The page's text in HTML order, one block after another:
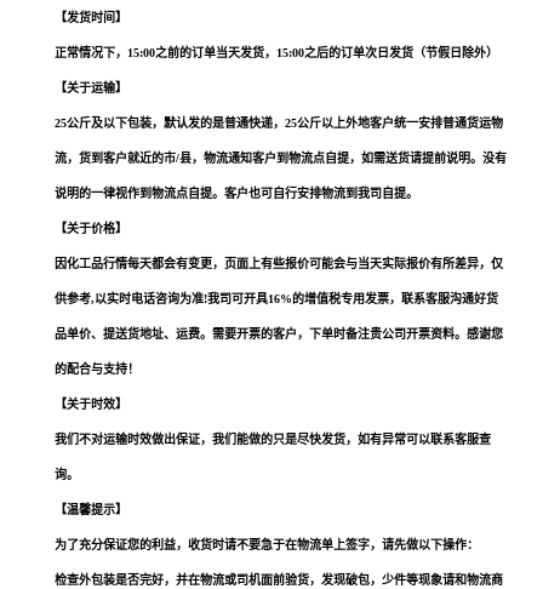
【发货时间】
正常情况下，15:00之前的订单当天发货，15:00之后的订单次日发货（节假日除外）
【关于运输】
25公斤及以下包装，默认发的是普通快递，25公斤以上外地客户统一安排普通货运物
流，货到客户就近的市/县，物流通知客户到物流点自提，如需送货请提前说明。没有
说明的一律视作到物流点自提。客户也可自行安排物流到我司自提。
【关于价格】
因化工品行情每天都会有变更，页面上有些报价可能会与当天实际报价有所差异，仅
供参考,以实时电话咨询为准!我司可开具16%的增值税专用发票，联系客服沟通好货
品单价、提送货地址、运费。需要开票的客户，下单时备注贵公司开票资料。感谢您
的配合与支持！
【关于时效】
我们不对运输时效做出保证，我们能做的只是尽快发货，如有异常可以联系客服查
询。
【温馨提示】
为了充分保证您的利益，收货时请不要急于在物流单上签字，请先做以下操作：
检查外包装是否完好，并在物流或司机面前验货，发现破包，少件等现象请和物流商